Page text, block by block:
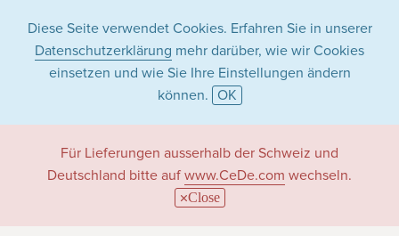
Diese Seite verwendet Cookies. Erfahren Sie in unserer
Datenschutzerklärung mehr darüber, wie wir Cookies
einsetzen und wie Sie Ihre Einstellungen ändern
können. OK
Für Lieferungen ausserhalb der Schweiz und
Deutschland bitte auf www.CeDe.com wechseln.
Close